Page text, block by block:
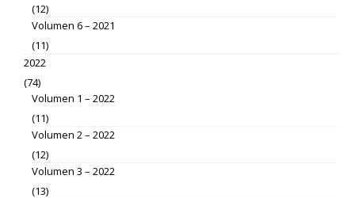
(12)
Volumen 6 – 2021
(11)
2022
(74)
Volumen 1 – 2022
(11)
Volumen 2 – 2022
(12)
Volumen 3 – 2022
(13)